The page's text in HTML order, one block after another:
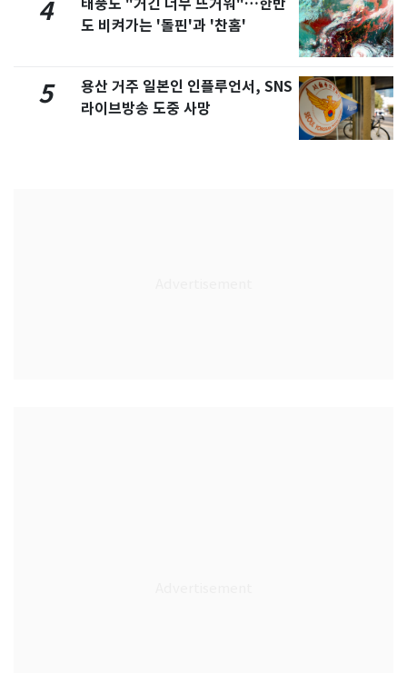
4
태풍도 "거긴 너무 뜨거워"…한반
도 비켜가는 '돌핀'과 '찬홈'
5
용산 거주 일본인 인플루언서, SNS
라이브방송 도중 사망